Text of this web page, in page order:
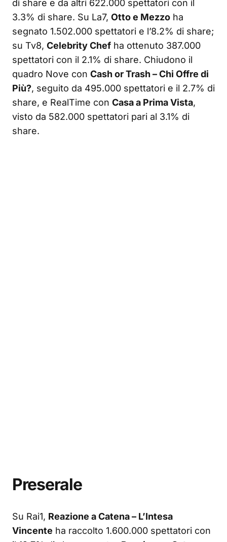
di share e da altri 622.000 spettatori con il
3.3% di share. Su La7, Otto e Mezzo ha
segnato 1.502.000 spettatori e l’8.2% di share;
su Tv8, Celebrity Chef ha ottenuto 387.000
spettatori con il 2.1% di share. Chiudono il
quadro Nove con Cash or Trash – Chi Offre di
Più?, seguito da 495.000 spettatori e il 2.7% di
share, e RealTime con Casa a Prima Vista,
visto da 582.000 spettatori pari al 3.1% di
share.
Preserale
Su Rai1, Reazione a Catena – L’Intesa
Vincente ha raccolto 1.600.000 spettatori con